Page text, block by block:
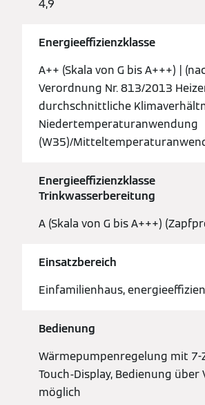
4,9
Energieeffizienzklasse
A++ (Skala von G bis A+++) |
Verordnung Nr. 813/2013
durchschnittliche
Niedertemperaturanwendung
(W35)/
Energieeffizienzklasse
Trinkwasserbereitung
A (Skala von G bis A+++)
Einsatzbereich
Einfamilienhaus,
Bedienung
Wärmepumpenregelung mit 7-
Touch-Display, Bedienung über
möglich